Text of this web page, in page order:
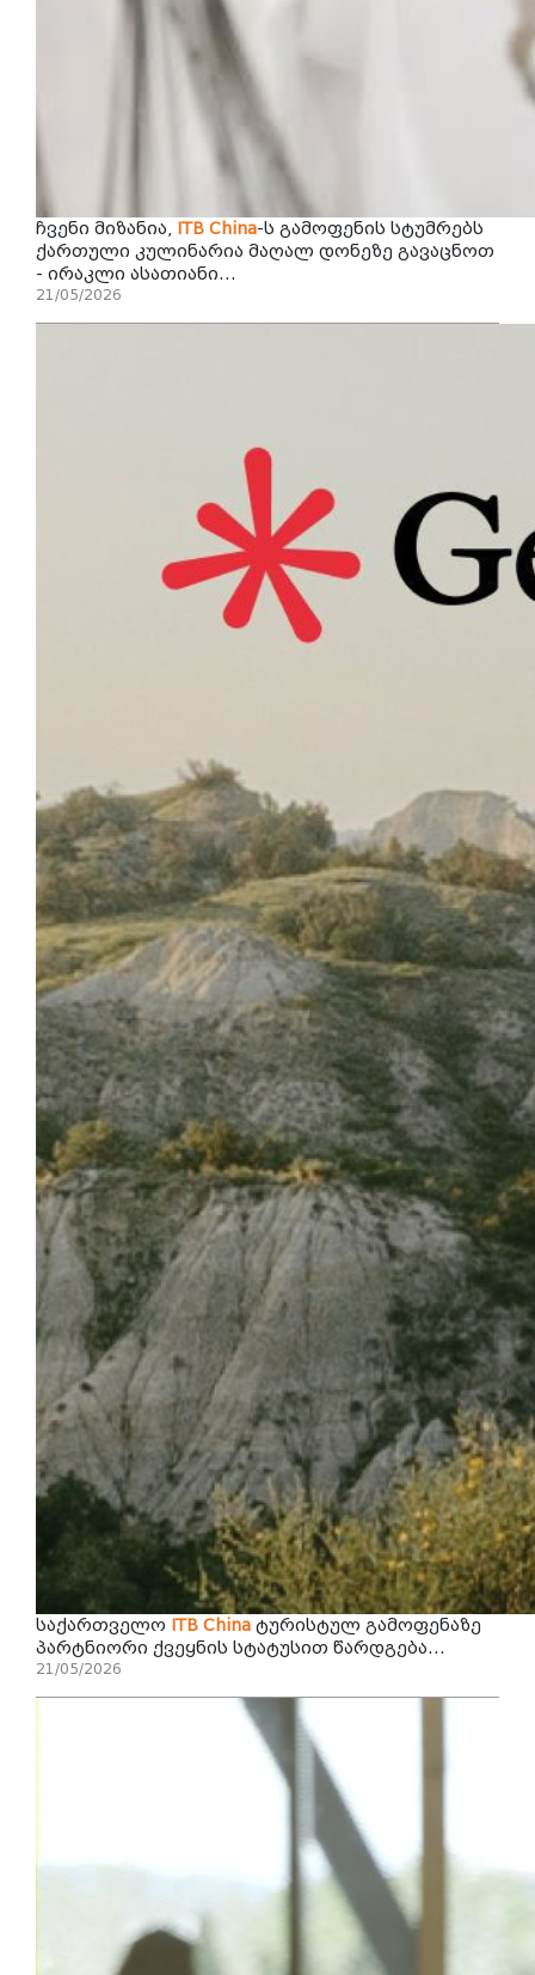
ჩვენი მიზანია, ITB China-ს გამოფენის სტუმრებს
ქართული კულინარია მაღალ დონეზე გავაცნოთ
- ირაკლი ასათიანი...
21/05/2026
საქართველო ITB China ტურისტულ გამოფენაზე
პარტნიორი ქვეყნის სტატუსით წარდგება...
21/05/2026